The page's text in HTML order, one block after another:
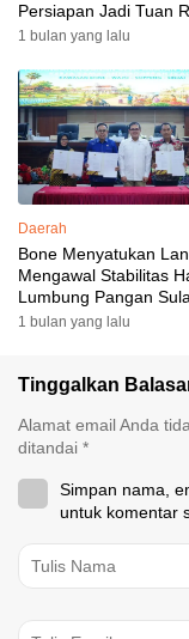
Persiapan Jadi Tuan
yang Berkesan: Wakil
Targetkan Venue dan
Akomodasi Rampung
1 bulan yang lalu
Daerah
Bone Menyatukan
Mengawal Stabilitas
Lumbung Pangan
Selatan
1 bulan yang lalu
Tinggalkan
Alamat email Anda
ditandai *
Simpan nama,
untuk komentar